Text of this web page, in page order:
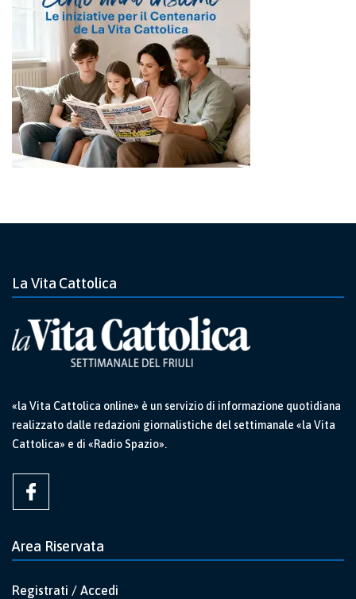
La Vita Cattolica
«la Vita Cattolica online» è un servizio di informazione quotidiana
realizzato dalle redazioni giornalistiche del settimanale «la Vita
Cattolica» e di «Radio Spazio».
Area Riservata
Registrati / Accedi